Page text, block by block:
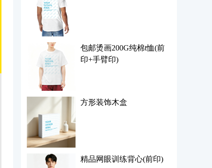
包邮烫画200G纯棉t恤(前
印+手臂印)
方形装饰木盒
精品网眼训练背心(前印)